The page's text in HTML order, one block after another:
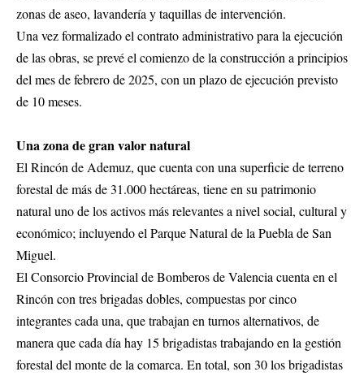
zonas de aseo, lavandería y taquillas de intervención.
Una vez formalizado el contrato administrativo para la ejecución
de las obras, se prevé el comienzo de la construcción a principios
del mes de febrero de 2025, con un plazo de ejecución previsto
de 10 meses.
Una zona de gran valor natural
El Rincón de Ademuz, que cuenta con una superficie de terreno
forestal de más de 31.000 hectáreas, tiene en su patrimonio
natural uno de los activos más relevantes a nivel social, cultural y
económico; incluyendo el Parque Natural de la Puebla de San
Miguel.
El Consorcio Provincial de Bomberos de Valencia cuenta en el
Rincón con tres brigadas dobles, compuestas por cinco
integrantes cada una, que trabajan en turnos alternativos, de
manera que cada día hay 15 brigadistas trabajando en la gestión
forestal del monte de la comarca. En total, son 30 los brigadistas